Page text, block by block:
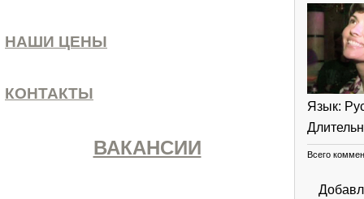
НАШИ ЦЕНЫ
КОНТАКТЫ
ВАКАНСИИ
Язык:
Всего